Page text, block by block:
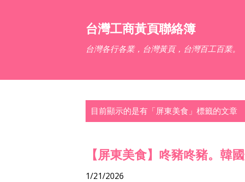
台灣工商黃頁聯絡簿
台灣各行各業，台灣黃頁，台灣百工百業。
目前顯示的是有「屏東美食 」標籤的文章
【屏東美食】咚豬咚豬。韓
1/21/2026